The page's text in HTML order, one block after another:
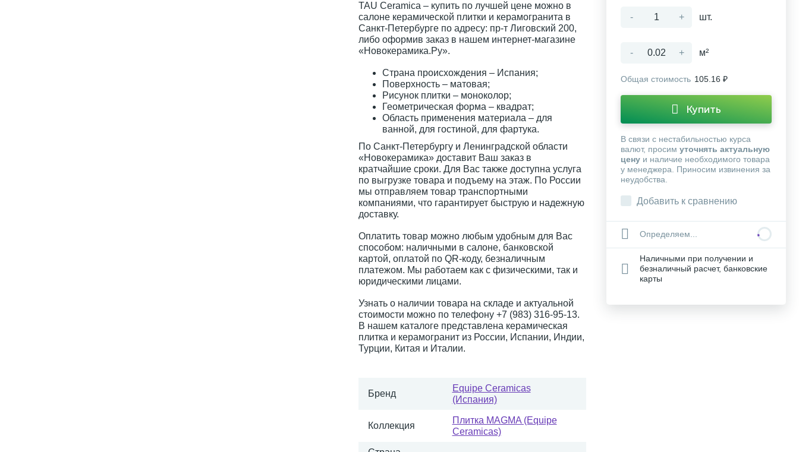
TAU Ceramica – купить по лучшей цене можно в
салоне керамической плитки и керамогранита в
Санкт-Петербурге по адресу: пр-т Лиговский 200,
либо оформив заказ в нашем интернет-магазине
«Новокерамика.Ру».
Страна происхождения – Испания;
Поверхность – матовая;
Рисунок плитки – моноколор;
Геометрическая форма – квадрат;
Область применения материала – для
ванной, для гостиной, для фартука.
По Санкт-Петербургу и Ленинградской области
«Новокерамика» доставит Ваш заказ в
кратчайшие сроки. Для Вас также доступна услуга
по выгрузке товара и подъему на этаж. По России
мы отправляем товар транспортными
компаниями, что гарантирует быструю и надежную
доставку.
Оплатить товар можно любым удобным для Вас
способом: наличными в салоне, банковской
картой, оплатой по QR-коду, безналичным
платежом. Мы работаем как с физическими, так и
юридическими лицами.
Узнать о наличии товара на складе и актуальной
стоимости можно по телефону +7 (983) 316-95-13.
В нашем каталоге представлена керамическая
плитка и керамогранит из России, Испании, Индии,
Турции, Китая и Италии.
Бренд
Equipe Ceramicas
(Испания)
Коллекция
Плитка MAGMA (Equipe
Ceramicas)
- + шт.
- + м²
Общая стоимость 105.16 ₽
Купить
В связи с нестабильностью курса
валют, просим уточнять актуальную
цену и наличие необходимого товара
у менеджера. Приносим извинения за
неудобства.
Добавить к сравнению
Определяем...
Наличными при получении и
безналичный расчет, банковские
карты